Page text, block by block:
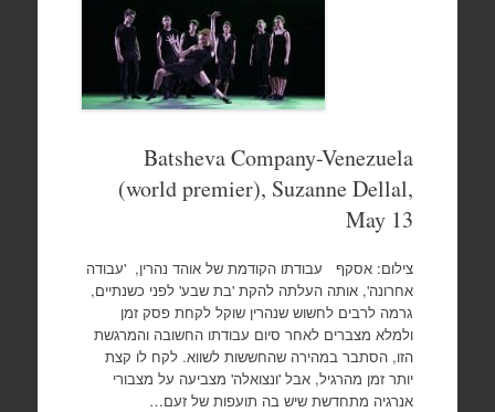
Batsheva Company-Venezuela
(world premier), Suzanne Dellal,
May 13
צילום: אסקף עבודתו הקודמת של אוהד נהרין, 'עבודה
אחרונה', אותה העלתה להקת 'בת שבע' לפני כשנתיים,
גרמה לרבים לחשוש שנהרין שוקל לקחת פסק זמן
ולמלא מצברים לאחר סיום עבודתו החשובה והמרגשת
הזו, הסתבר במהירה שהחששות לשווא. לקח לו קצת
יותר זמן מהרגיל, אבל 'ונצואלה' מצביעה על מצבורי
אנרגיה מתחדשת שיש בה תועפות של זעם…